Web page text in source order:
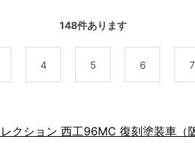
148件あります
4 5 6 7
クション 西工96MC 復刻塗装車（